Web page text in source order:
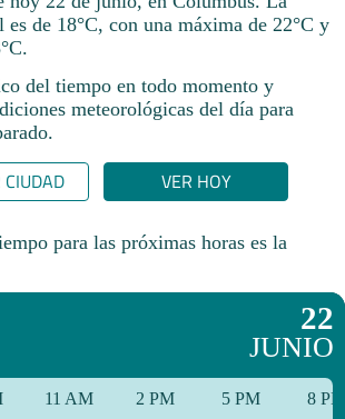
es de 18°C, con una máxima de 22°C y
del tiempo en todo momento y
meteorológicas del día para
VER HOY
para las próximas horas es la
22
JUNIO
11 AM 2 PM 5 PM 8